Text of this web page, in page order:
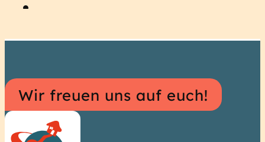
Hostel
Informationen
Wir freuen uns auf euch!